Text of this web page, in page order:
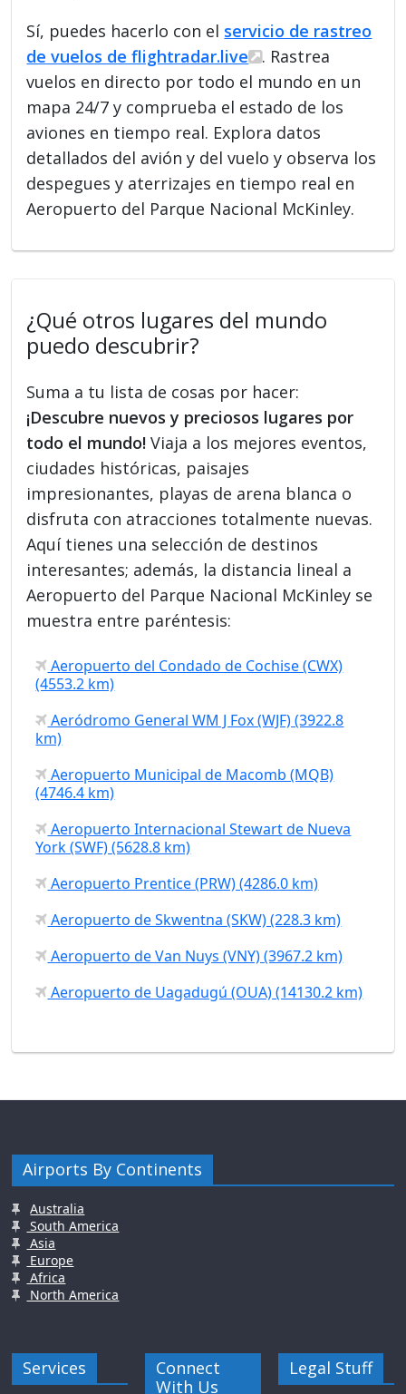
Sí, puedes hacerlo con el servicio de rastreo
de vuelos de flightradar.live
. Rastrea
vuelos en directo por todo el mundo en un
mapa 24/7 y comprueba el estado de los
aviones en tiempo real. Explora datos
detallados del avión y del vuelo y observa los
despegues y aterrizajes en tiempo real en
Aeropuerto del Parque Nacional McKinley.
¿Qué otros lugares del mundo
puedo descubrir?
Suma a tu lista de cosas por hacer:
¡Descubre nuevos y preciosos lugares por
todo el mundo! Viaja a los mejores eventos,
ciudades históricas, paisajes
impresionantes, playas de arena blanca o
disfruta con atracciones totalmente nuevas.
Aquí tienes una selección de destinos
interesantes; además, la distancia lineal a
Aeropuerto del Parque Nacional McKinley se
muestra entre paréntesis:
Aeropuerto del Condado de Cochise (CWX)
(4553.2 km)
Aeródromo General WM J Fox (WJF) (3922.8
km)
Aeropuerto Municipal de Macomb (MQB)
(4746.4 km)
Aeropuerto Internacional Stewart de Nueva
York (SWF) (5628.8 km)
Aeropuerto Prentice (PRW) (4286.0 km)
Aeropuerto de Skwentna (SKW) (228.3 km)
Aeropuerto de Van Nuys (VNY) (3967.2 km)
Aeropuerto de Uagadugú (OUA) (14130.2 km)
Airports By Continents
Australia
South America
Asia
Europe
Africa
North America
Services
Connect
With Us
Legal Stuff